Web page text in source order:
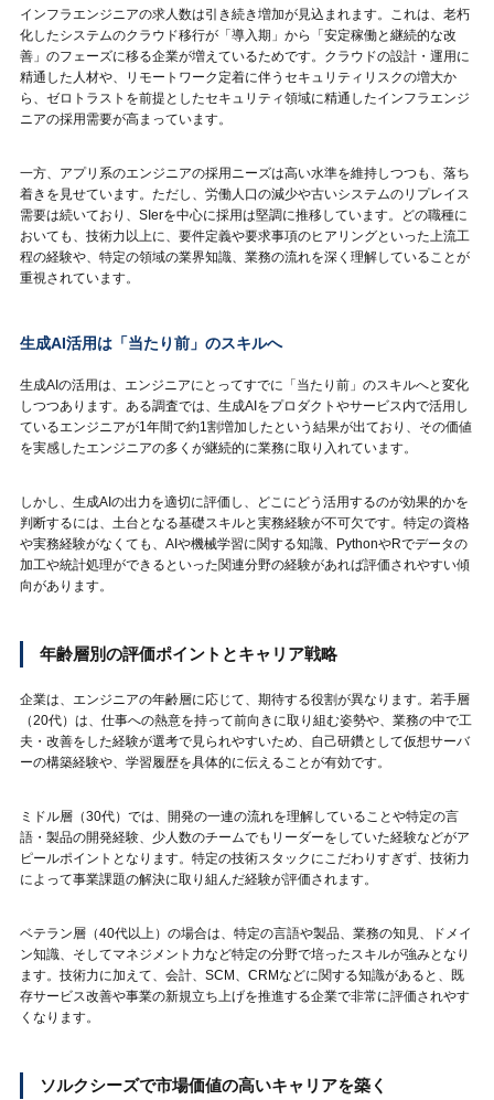
インフラエンジニアの求人数は引き続き増加が見込まれます。これは、老朽
化したシステムのクラウド移行が「導入期」から「安定稼働と継続的な改
善」のフェーズに移る企業が増えているためです。クラウドの設計・運用に
精通した人材や、リモートワーク定着に伴うセキュリティリスクの増大か
ら、ゼロトラストを前提としたセキュリティ領域に精通したインフラエンジ
ニアの採用需要が高まっています。
一方、アプリ系のエンジニアの採用ニーズは高い水準を維持しつつも、落ち
着きを見せています。ただし、労働人口の減少や古いシステムのリプレイス
需要は続いており、SIerを中心に採用は堅調に推移しています。どの職種に
おいても、技術力以上に、要件定義や要求事項のヒアリングといった上流工
程の経験や、特定の領域の業界知識、業務の流れを深く理解していることが
重視されています。
生成AI活用は「当たり前」のスキルへ
生成AIの活用は、エンジニアにとってすでに「当たり前」のスキルへと変化
しつつあります。ある調査では、生成AIをプロダクトやサービス内で活用し
ているエンジニアが1年間で約1割増加したという結果が出ており、その価値
を実感したエンジニアの多くが継続的に業務に取り入れています。
しかし、生成AIの出力を適切に評価し、どこにどう活用するのが効果的かを
判断するには、土台となる基礎スキルと実務経験が不可欠です。特定の資格
や実務経験がなくても、AIや機械学習に関する知識、PythonやRでデータの
加工や統計処理ができるといった関連分野の経験があれば評価されやすい傾
向があります。
年齢層別の評価ポイントとキャリア戦略
企業は、エンジニアの年齢層に応じて、期待する役割が異なります。若手層
（20代）は、仕事への熱意を持って前向きに取り組む姿勢や、業務の中で工
夫・改善をした経験が選考で見られやすいため、自己研鑽として仮想サーバ
ーの構築経験や、学習履歴を具体的に伝えることが有効です。
ミドル層（30代）では、開発の一連の流れを理解していることや特定の言
語・製品の開発経験、少人数のチームでもリーダーをしていた経験などがア
ピールポイントとなります。特定の技術スタックにこだわりすぎず、技術力
によって事業課題の解決に取り組んだ経験が評価されます。
ベテラン層（40代以上）の場合は、特定の言語や製品、業務の知見、ドメイ
ン知識、そしてマネジメント力など特定の分野で培ったスキルが強みとなり
ます。技術力に加えて、会計、SCM、CRMなどに関する知識があると、既
存サービス改善や事業の新規立ち上げを推進する企業で非常に評価されやす
くなります。
ソルクシーズで市場価値の高いキャリアを築く